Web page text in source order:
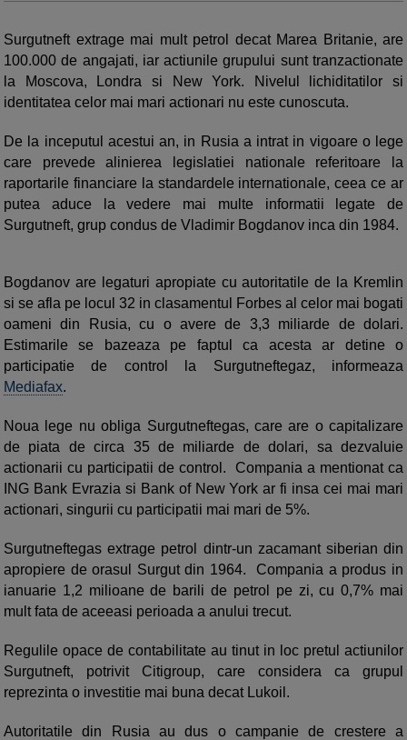
Surgutneft extrage mai mult petrol decat Marea Britanie, are
100.000 de angajati, iar actiunile grupului sunt tranzactionate
la Moscova, Londra si New York. Nivelul lichiditatilor si
identitatea celor mai mari actionari nu este cunoscuta.
De la inceputul acestui an, in Rusia a intrat in vigoare o lege
care prevede alinierea legislatiei nationale referitoare la
raportarile financiare la standardele internationale, ceea ce ar
putea aduce la vedere mai multe informatii legate de
Surgutneft, grup condus de Vladimir Bogdanov inca din 1984.
Bogdanov are legaturi apropiate cu autoritatile de la Kremlin
si se afla pe locul 32 in clasamentul Forbes al celor mai bogati
oameni din Rusia, cu o avere de 3,3 miliarde de dolari.
Estimarile se bazeaza pe faptul ca acesta ar detine o
participatie de control la Surgutneftegaz, informeaza
Mediafax.
Noua lege nu obliga Surgutneftegas, care are o capitalizare
de piata de circa 35 de miliarde de dolari, sa dezvaluie
actionarii cu participatii de control. Compania a mentionat ca
ING Bank Evrazia si Bank of New York ar fi insa cei mai mari
actionari, singurii cu participatii mai mari de 5%.
Surgutneftegas extrage petrol dintr-un zacamant siberian din
apropiere de orasul Surgut din 1964. Compania a produs in
ianuarie 1,2 milioane de barili de petrol pe zi, cu 0,7% mai
mult fata de aceeasi perioada a anului trecut.
Regulile opace de contabilitate au tinut in loc pretul actiunilor
Surgutneft, potrivit Citigroup, care considera ca grupul
reprezinta o investitie mai buna decat Lukoil.
Autoritatile din Rusia au dus o campanie de crestere a